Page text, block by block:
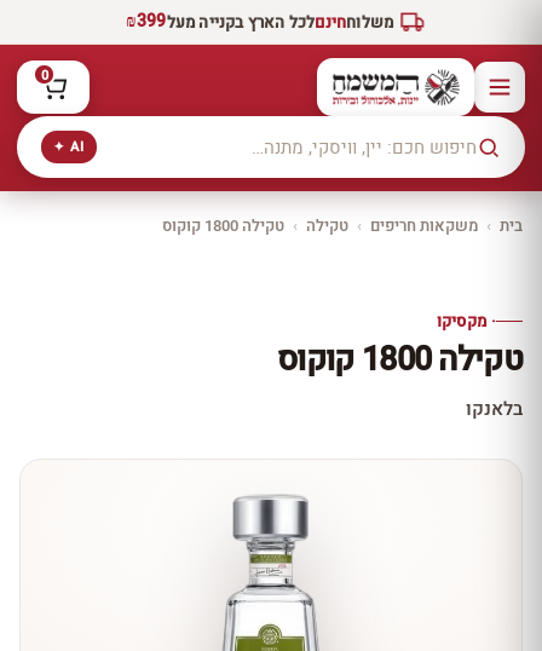
משלוחחינםלכל הארץ בקנייה מעל₪399
AI ✦
0
בית › משקאות חריפים › טקילה › טקילה 1800 קוקוס
10% הנחה
עכשיו ב-10% הנחה
· מקסיקו
טקילה 1800 קוקוס
בלאנקו